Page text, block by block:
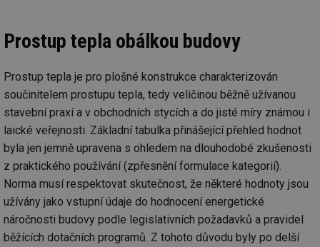
Prostup tepla obálkou budovy
Prostup tepla je pro plošné konstrukce charakterizován
součinitelem prostupu tepla, tedy veličinou běžně užívanou
stavební praxí a v obchodních stycích a do jisté míry známou i
laické veřejnosti. Základní tabulka přinášející přehled hodnot
byla jen jemně upravena s ohledem na dlouhodobé zkušenosti
z praktického používání (zpřesnění formulace kategorií).
Norma musí respektovat skutečnost, že některé hodnoty jsou
užívány jako vstupní údaje do hodnocení energetické
náročnosti budovy podle legislativních požadavků a pravidel
běžících dotačních programů. Z tohoto důvodu byly po delší